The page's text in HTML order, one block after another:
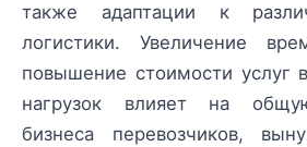
также адаптации к
логистики. Увеличение
повышение стоимости услуг
нагрузок влияет на
бизнеса перевозчиков,